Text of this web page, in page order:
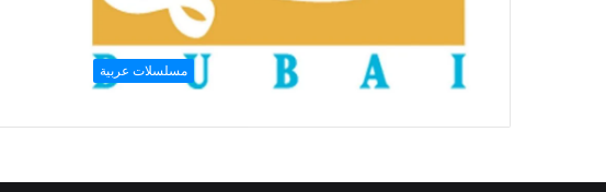
مسلسلات عربية